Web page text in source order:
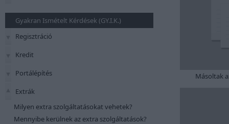
Gyakran Ismételt Kérdések (GY.I.K.)
Regisztráció
Kredit
Portálépítés
Extrák
Milyen extra szolgáltatásokat vehetek?
Mennyibe kerülnek az extra szolgáltatások?
Másoltak